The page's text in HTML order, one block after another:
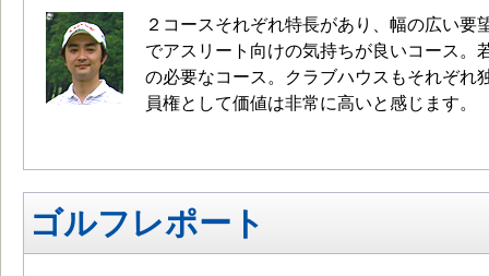
２コースそれぞれ特長があり、幅の広い
でアスリート向けの気持ちが良いコース。
の必要なコース。クラブハウスもそれぞれ
員権として価値は非常に高いと感じます。
ゴルフレポート